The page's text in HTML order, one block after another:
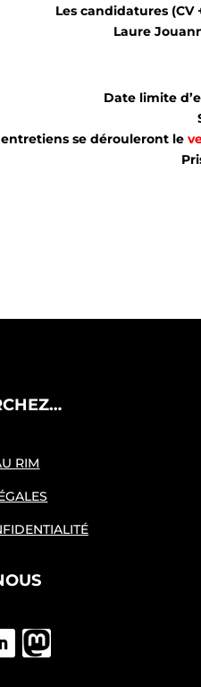
Les candidatures
Laure
Date limite
entretiens se dérouleront le
RIM